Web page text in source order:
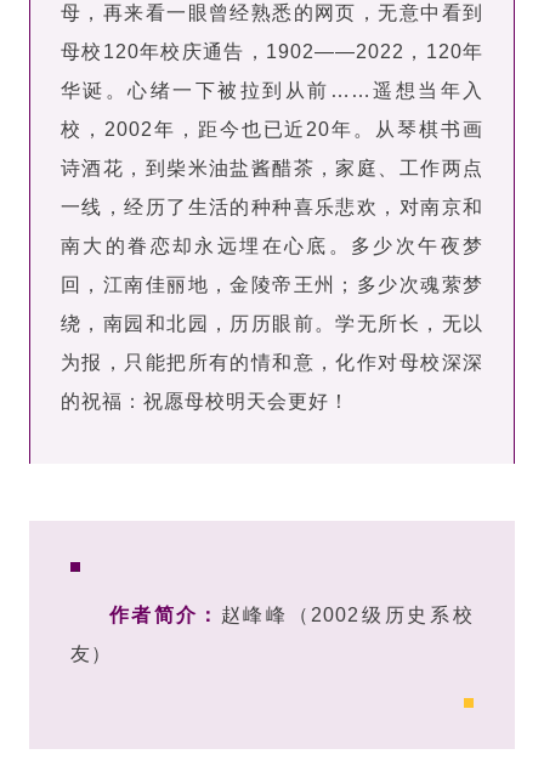
母，再来看一眼曾经熟悉的网页，无意中看到
母校120年校庆通告，1902——2022，120年
华诞。心绪一下被拉到从前……遥想当年入
校，2002年，距今也已近20年。从琴棋书画
诗酒花，到柴米油盐酱醋茶，家庭、工作两点
一线，经历了生活的种种喜乐悲欢，对南京和
南大的眷恋却永远埋在心底。多少次午夜梦
回，江南佳丽地，金陵帝王州；多少次魂萦梦
绕，南园和北园，历历眼前。学无所长，无以
为报，只能把所有的情和意，化作对母校深深
的祝福：祝愿母校明天会更好！
作
简
作者简介： 赵峰峰 （ 2002级历史系校
友）